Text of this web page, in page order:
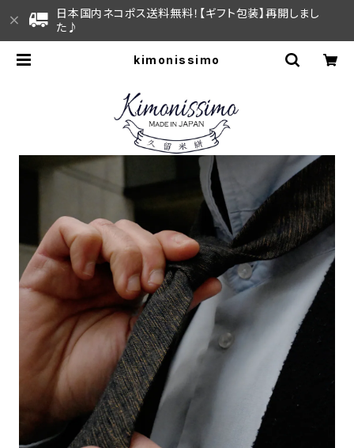
日本国内ネコポス送料無料！【ギフト包装】再開しまし
た♪
kimonissimo